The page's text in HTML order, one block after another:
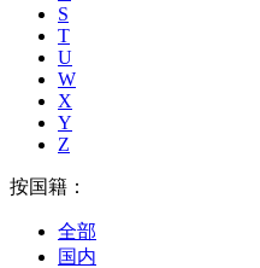
S
T
U
W
X
Y
Z
按国籍：
全部
国内